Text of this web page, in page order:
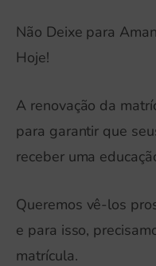
Não Deixe para
Hoje!
A renovação da
para garantir que
receber uma
Queremos vê-los
e para isso,
matrícula.